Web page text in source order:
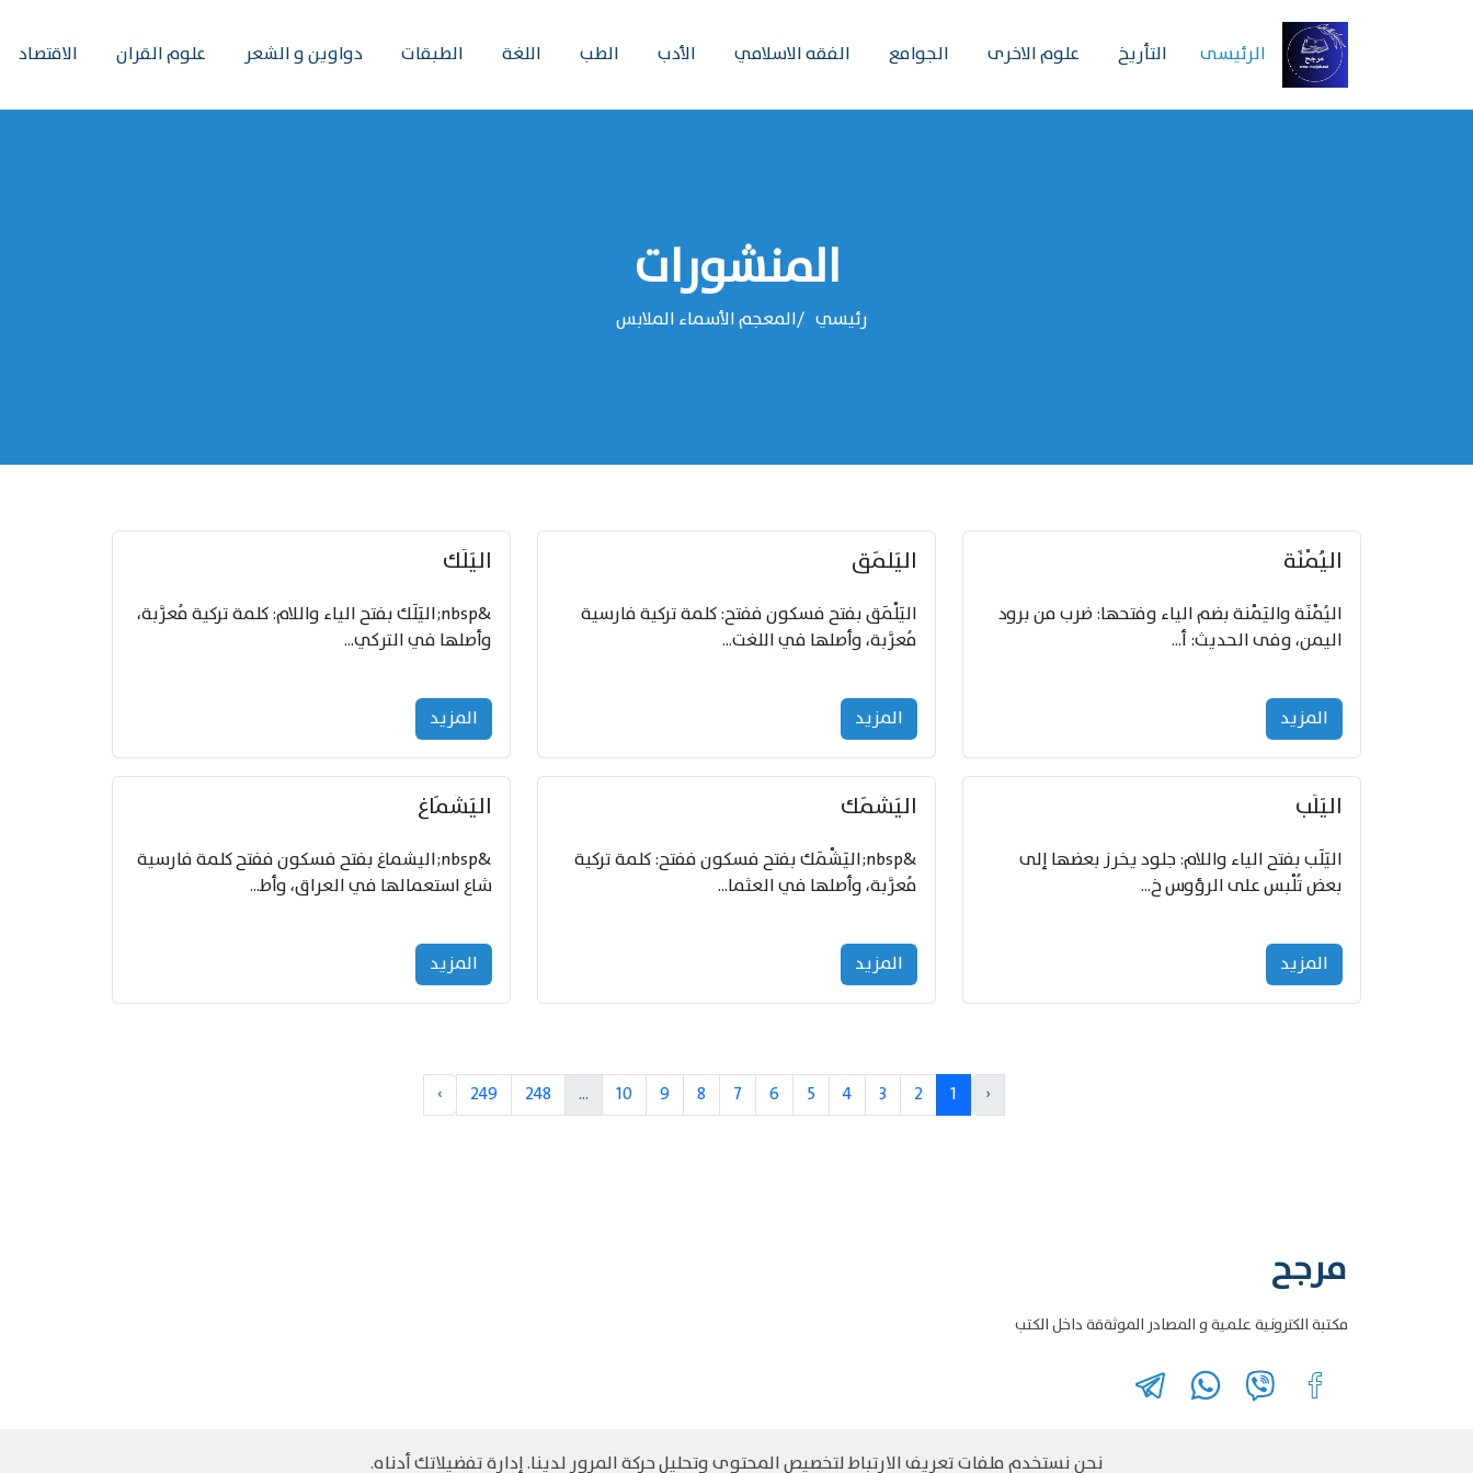
الرئیسی التأريخ علوم الاخرى الجوامع الفقه الاسلامي الأدب الطب اللغة الطبقات دواوين و الشعر علوم القران الاقتصاد
المنشورات
رئيسي المعجم الأسماء الملابس
اليُمْنَة
اليُمْنَة واليَمْنة بضم الياء وفتحها: ضرب من برود
اليمن، وفى الحديث: أ...
المزید
اليَلْمَق
اليَلْمَق بفتح فسكون ففتح: كلمة تركية فارسية
مُعرَّبة، وأصلها في اللغت...
المزید
اليَلَك
&nbsp;اليَلَك بفتح الياء واللام: كلمة تركية مُعرَّبة،
وأصلها في التركي...
المزید
اليَلَب
اليَلَب بفتح الياء واللام: جلود يخرز بعضها إلى
بعض تُلْبس على الرؤوس خ...
المزید
اليَشْمَك
&nbsp;اليَشْمَك بفتح فسكون ففتح: كلمة تركية
مُعرَّبة، وأصلها في العثما...
المزید
اليَشْمَاغ
&nbsp;اليشماغ بفتح فسكون ففتح كلمة فارسية
شاع استعمالها في العراق، وأط...
المزید
‹
1
2
3
4
5
6
7
8
9
10
...
248
249
›
مرجح
مكتبة الكترونية علمية و المصادر الموثةقة داخل الكتب
©حقوق الطبع والنشر مرجح جميع الحقوق محفوظةسياسة و الخصوصية
نحن نستخدم ملفات تعريف الارتباط لتخصيص المحتوى وتحليل حركة المرور لدينا. إدارة تفضيلاتك أدناه.